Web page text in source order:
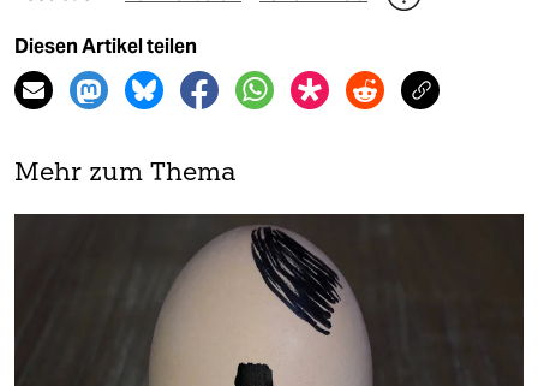
Diesen Artikel teilen
Mehr zum Thema